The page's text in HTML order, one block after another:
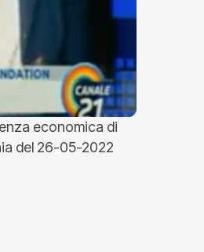
economica di
del 26-05-2022